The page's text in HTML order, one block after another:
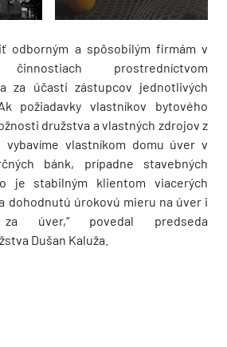
odborným a spôsobilým firmám v
činnostiach prostredníctvom
za účasti zástupcov jednotlivých
požiadavky vlastníkov bytového
družstva a vlastných zdrojov z
vybavíme vlastníkom domu úver v
bánk, prípadne stavebných
je stabilným klientom viacerých
dohodnutú úrokovú mieru na úver i
úver,“ povedal predseda
Dušan Kaluža.